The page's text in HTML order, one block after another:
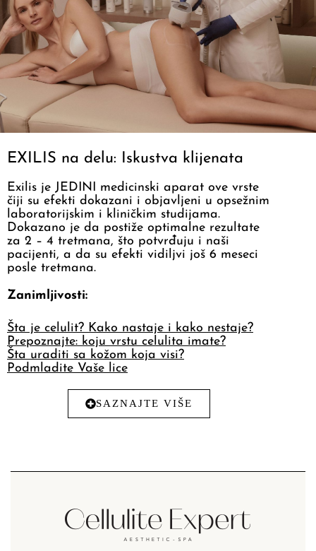
EXILIS na delu: Iskustva klijenata
Exilis je JEDINI medicinski aparat ove vrste
čiji su efekti dokazani i objavljeni u opsežnim
laboratorijskim i kliničkim studijama.
Dokazano je da postiže optimalne rezultate
za 2 – 4 tretmana, što potvrđuju i naši
pacijenti, a da su efekti vidiljvi još 6 meseci
posle tretmana.
Zanimljivosti:
Šta je celulit? Kako nastaje i kako nestaje?
Prepoznajte: koju vrstu celulita imate?
Šta uraditi sa kožom koja visi?
Podmladite Vaše lice
SAZNAJTE VIŠE